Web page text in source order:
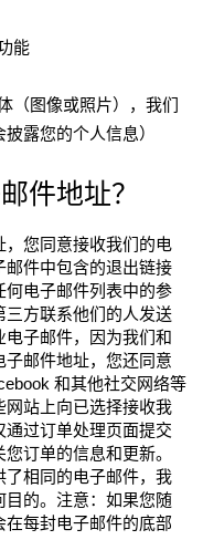
能
（图像或照片），我们
露您的个人信息）
件地址？
您同意接收我们的电
件中包含的退出链接
何电子邮件列表中的参
方联系他们的人发送
子邮件，因为我们和
邮件地址，您还同意
和其他社交网络等
网站上向已选择接收我
过订单处理页面提交
订单的信息和更新。
相同的电子邮件，我
的。注意：如果您随
每封电子邮件的底部